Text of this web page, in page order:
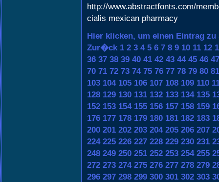
http://www.abstractfonts.com/
cialis mexican pharmacy
Hier klicken, um einen Eintrag zu
Zur�ck 1 2 3 4 5 6 7 8 9 10 11 12
36 37 38 39 40 41 42 43 44 45 46 47
70 71 72 73 74 75 76 77 78 79 80 81
103 104 105 106 107 108 109 110
128 129 130 131 132 133 134 135
152 153 154 155 156 157 158 159
176 177 178 179 180 181 182 183
200 201 202 203 204 205 206 207
224 225 226 227 228 229 230 231
248 249 250 251 252 253 254 255
272 273 274 275 276 277 278 279
296 297 298 299 300 301 302 303